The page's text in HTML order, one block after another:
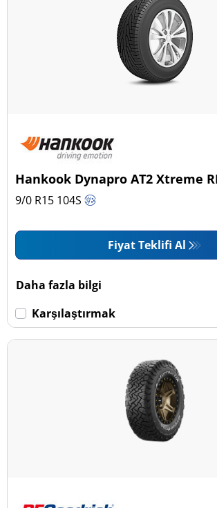
Hankook Dynapro AT2 Xtreme
9/0 R15 104S
Fiyat Teklifi Al
Daha fazla bilgi
Karşılaştırmak